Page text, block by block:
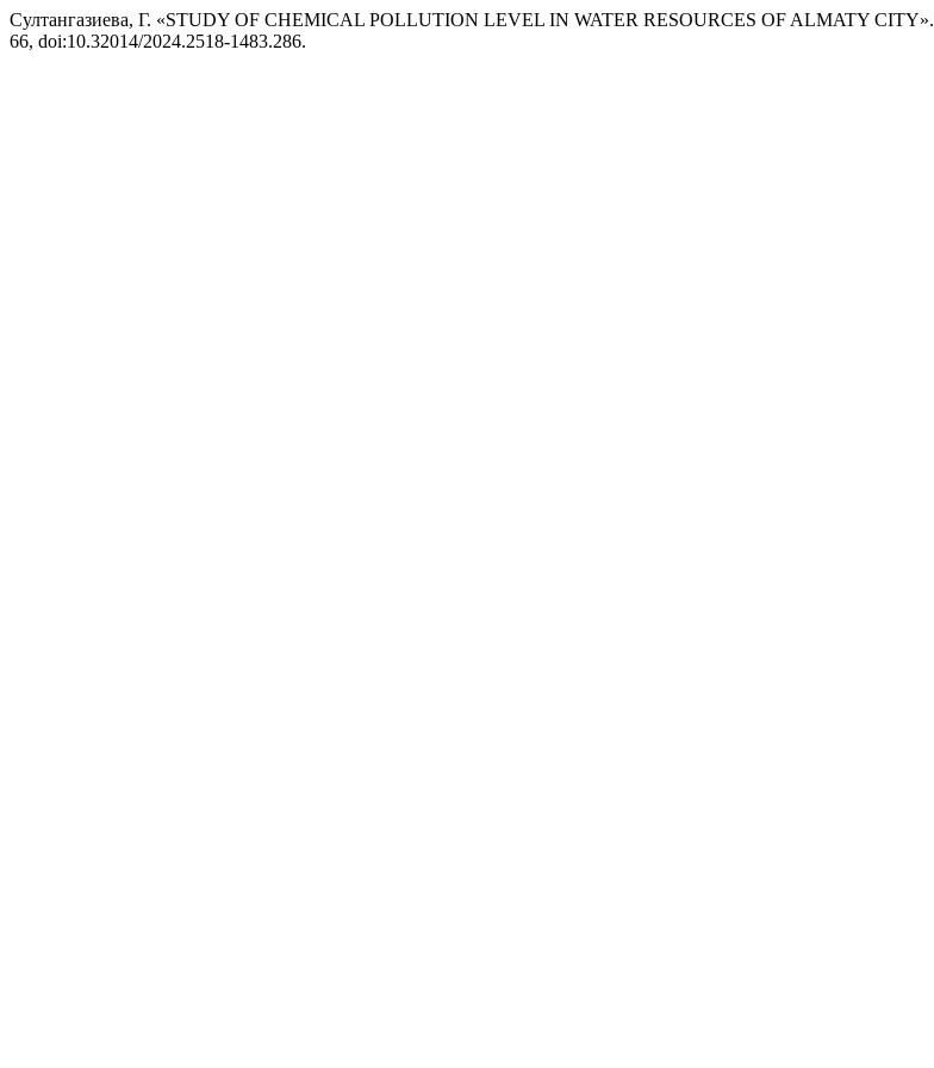
Султангазиева, Г. «STUDY OF CHEMICAL POLLUTION LEVEL IN WATER RESOURCES OF ALMATY CITY».
66, doi:10.32014/2024.2518-1483.286.